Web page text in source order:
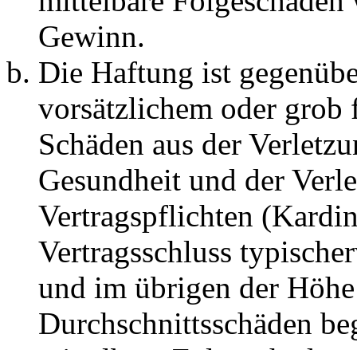
Gewinn.
Die Haftung ist
vorsätzlichem oder grob
Schäden aus der
Gesundheit und der
Vertragspflichten
Vertragsschluss
und im übrigen der
Durchschnittsschäden